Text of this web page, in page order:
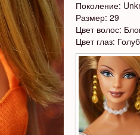
Поколение:
Размер: 29
Цвет волос:
Цвет глаз: